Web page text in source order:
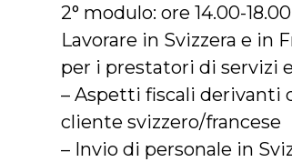
2° modulo: ore 14.00-18.00
Lavorare in Svizzera e in
per i prestatori di servizi
– Aspetti fiscali derivanti
cliente svizzero/francese
– Invio di personale in